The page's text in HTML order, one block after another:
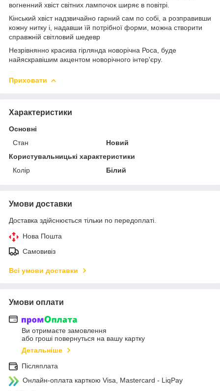
вогненний хвіст світних лампочок ширяє в повітрі.
Кінський хвіст надзвичайно гарний сам по собі, а розправивши
кожну нитку і, надавши їй потрібної форми, можна створити
справжній світловий шедевр
Незрівнянно красива гірлянда новорічна Роса, буде
найяскравішим акцентом новорічного інтер'єру.
Приховати
Характеристики
Основні
Стан
Новий
Користувальницькі характеристики
Колір
Білий
Умови доставки
Доставка здійснюється тільки по передоплаті.
Нова Пошта
Самовивіз
Всі умови доставки
Умови оплати
Ви отримаєте замовлення
або гроші повернуться на вашу картку
Детальніше
Післяплата
Онлайн-оплата карткою Visa, Mastercard - LiqPay